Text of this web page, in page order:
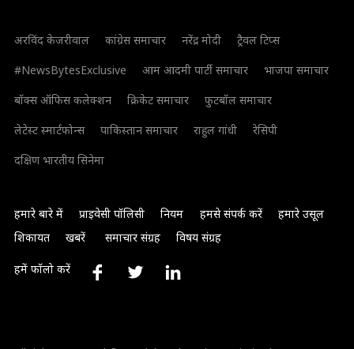
अरविंद केजरीवाल कांग्रेस समाचार नरेंद्र मोदी
ट्रैवल टिप्स
#NewsBytesExclusive
आम आदमी पार्टी समाचार
भाजपा समाचार
बॉक्स ऑफिस कलेक्शन
क्रिकेट समाचार
फुटबॉल समाचार
लेटेस्ट स्मार्टफोन्स
पाकिस्तान समाचार राहुल गांधी
रेसिपी
दक्षिण भारतीय सिनेमा
हमारे बारे में प्राइवेसी पॉलिसी नियम हमसे संपर्क करें
हमारे उसूल
शिकायत
खबरें समाचार संग्रह विषय संग्रह
हमें फॉलो करें